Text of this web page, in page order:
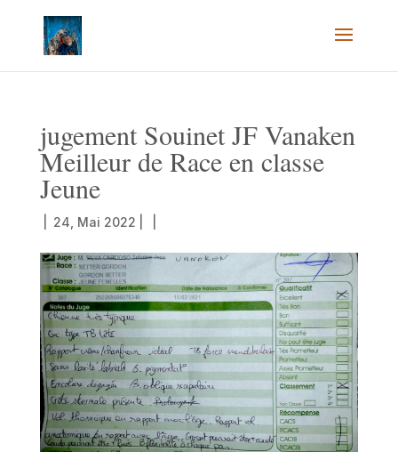
jugement Souinet JF Vanaken
Meilleur de Race en classe
Jeune
24, Mai 2022